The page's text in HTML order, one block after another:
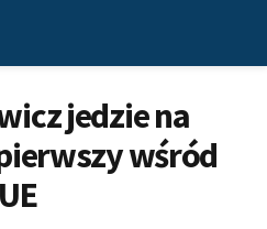
jedzie na
wśród